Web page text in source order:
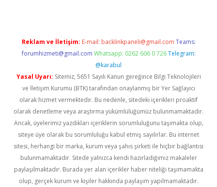
Reklam ve İletişim: E-mail: backlinkpaneli@gmail.com Teams:
forumhizmeti@gmail.com Whatsapp: 0262 606 0 726 Telegram:
@karabul
Yasal Uyarı: Sitemiz, 5651 Sayılı Kanun gereğince Bilgi Teknolojileri
ve İletişim Kurumu (BTK) tarafından onaylanmış bir Yer Sağlayıcı
olarak hizmet vermektedir. Bu nedenle, sitedeki içerikleri proaktif
olarak denetleme veya araştırma yükümlülüğümüz bulunmamaktadır.
Ancak, üyelerimiz yazdıkları içeriklerin sorumluluğunu taşımakta olup,
siteye üye olarak bu sorumluluğu kabul etmiş sayılırlar. Bu internet
sitesi, herhangi bir marka, kurum veya şahıs şirketi ile hiçbir bağlantısı
bulunmamaktadır. Sitede yalnızca kendi hazırladığımız makaleler
paylaşılmaktadır. Burada yer alan içerikler haber niteliği taşımamakta
olup, gerçek kurum ve kişiler hakkında paylaşım yapılmamaktadır.